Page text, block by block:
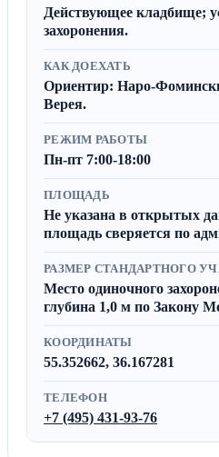
Действующее кладбище;
захоронения.
КАК ДОЕХАТЬ
Ориентир: Наро-
Верея.
РЕЖИМ РАБОТЫ
Пн-пт 7:00-18:00
ПЛОЩАДЬ
Не указана в открытых
площадь сверяется по
РАЗМЕР СТАНДАРТНОГО
Место одиночного
глубина 1,0 м по Закону
КООРДИНАТЫ
55.352662, 36.167281
ТЕЛЕФОН
+7 (495) 431-93-76